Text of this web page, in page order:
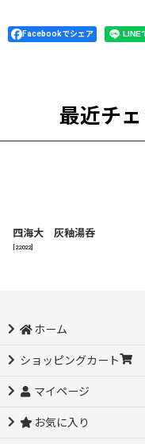
Facebookでシェア
最近チ
四海大 灰釉湯呑
22022]
ホーム
ショッピングカート
マイページ
お気に入り